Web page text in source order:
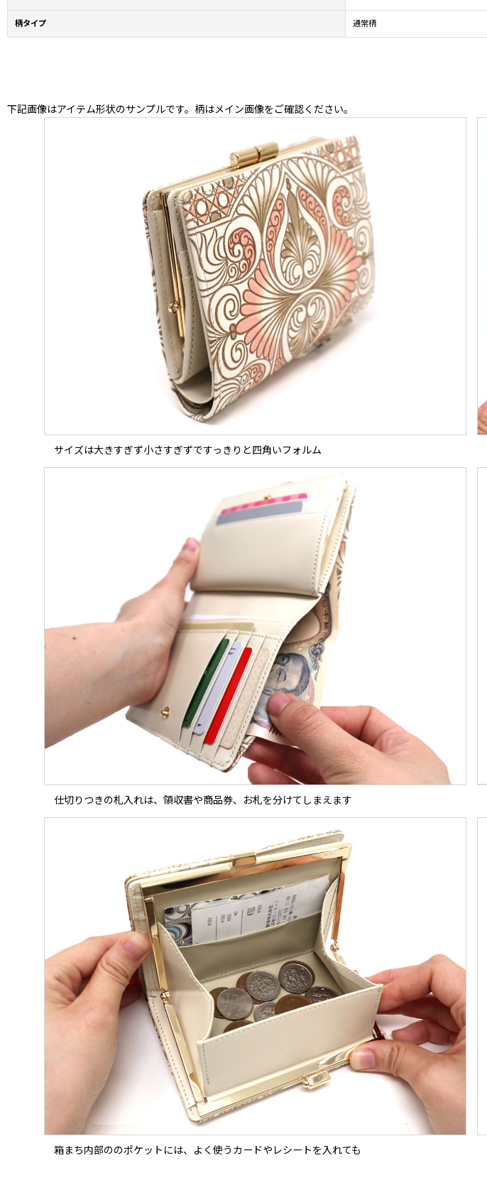
柄タイプ 通常柄
下記画像はアイテム形状のサンプルです。柄はメイン画像をご確認ください。
サイズは大きすぎず小さすぎずですっきりと四角いフォルム
仕切りつきの札入れは、領収書や商品券、お札を分けてしまえます
箱まち内部ののポケットには、よく使うカードやレシートを入れても